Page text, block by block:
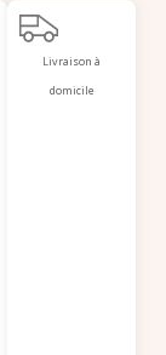
Livraison à
domicile